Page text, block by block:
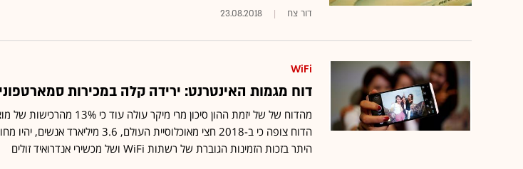
דור צח 23.08.2018
WiFi
דוח מגמות האינטרנט: ירידה קלה במכירות סמארטפונים
מהדוח של של יזמת ההון סיכון מרי מיקר
הדוח צופה כי ב-2018 חצי מאוכלוסיית העולם, 3.6
היתר בזכות הזמינות הגוברת של רשתות WiFi ושל מכשירי אנדרואיד זולים